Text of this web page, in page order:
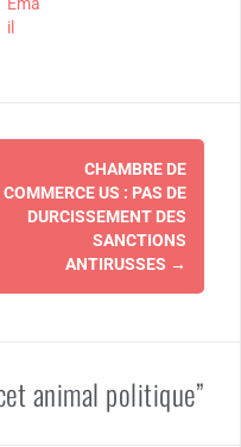
il
CHAMBRE DE
COMMERCE US : PAS DE
DURCISSEMENT DES
SANCTIONS
ANTIRUSSES →
animal politique”